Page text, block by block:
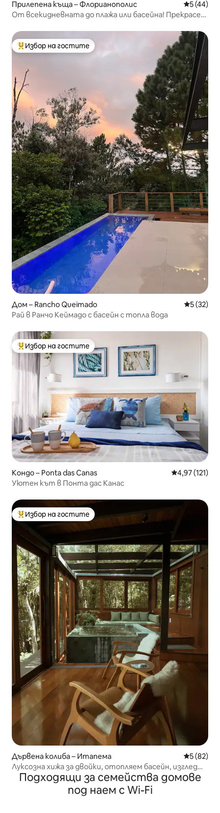
Прилепена къща – Флорианополис Средна
5 (44)
От всекидневната до плажа или басейна! Прекрасен
Най-популярен избор на гостите
Избор на гостите
Дом – Rancho Queimado Средна
5 (32)
Рай в Ранчо Кеймадо с басейн с топла вода
Най-популярен избор на гостите
Избор на гостите
Кондо – Ponta das Canas Средна
4,97 (121)
Уютен кът в Понта дас Канас
Най-популярен избор на гостите
Избор на гостите
Дървена колиба – Итапема Средна
5 (82)
Луксозна хижа за двойки, отопляем басейн, изглед
към морето
Подходящи за семейства домове
под наем с Wi-Fi